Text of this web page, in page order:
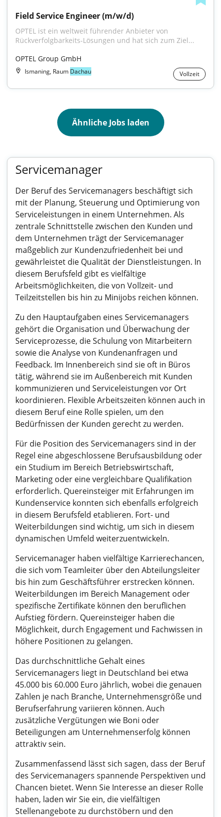
Field Service Engineer (m/w/d)
OPTEL ist ein weltweit führender Anbieter von
Rückverfolgbarkeits-Lösungen und hat sich zum Ziel...
OPTEL Group GmbH
Ismaning, Raum Dachau Vollzeit
Ähnliche Jobs laden
Servicemanager
Der Beruf des Servicemanagers beschäftigt sich
mit der Planung, Steuerung und Optimierung von
Serviceleistungen in einem Unternehmen. Als
zentrale Schnittstelle zwischen den Kunden und
dem Unternehmen trägt der Servicemanager
maßgeblich zur Kundenzufriedenheit bei und
gewährleistet die Qualität der Dienstleistungen. In
diesem Berufsfeld gibt es vielfältige
Arbeitsmöglichkeiten, die von Vollzeit- und
Teilzeitstellen bis hin zu Minijobs reichen können.
Zu den Hauptaufgaben eines Servicemanagers
gehört die Organisation und Überwachung der
Serviceprozesse, die Schulung von Mitarbeitern
sowie die Analyse von Kundenanfragen und
Feedback. Im Innenbereich sind sie oft in Büros
tätig, während sie im Außenbereich mit Kunden
kommunizieren und Serviceleistungen vor Ort
koordinieren. Flexible Arbeitszeiten können auch in
diesem Beruf eine Rolle spielen, um den
Bedürfnissen der Kunden gerecht zu werden.
Für die Position des Servicemanagers sind in der
Regel eine abgeschlossene Berufsausbildung oder
ein Studium im Bereich Betriebswirtschaft,
Marketing oder eine vergleichbare Qualifikation
erforderlich. Quereinsteiger mit Erfahrungen im
Kundenservice konnten sich ebenfalls erfolgreich
in diesem Berufsfeld etablieren. Fort- und
Weiterbildungen sind wichtig, um sich in diesem
dynamischen Umfeld weiterzuentwickeln.
Servicemanager haben vielfältige Karrierechancen,
die sich vom Teamleiter über den Abteilungsleiter
bis hin zum Geschäftsführer erstrecken können.
Weiterbildungen im Bereich Management oder
spezifische Zertifikate können den beruflichen
Aufstieg fördern. Quereinsteiger haben die
Möglichkeit, durch Engagement und Fachwissen in
höhere Positionen zu gelangen.
Das durchschnittliche Gehalt eines
Servicemanagers liegt in Deutschland bei etwa
45.000 bis 60.000 Euro jährlich, wobei die genauen
Zahlen je nach Branche, Unternehmensgröße und
Berufserfahrung variieren können. Auch
zusätzliche Vergütungen wie Boni oder
Beteiligungen am Unternehmenserfolg können
attraktiv sein.
Zusammenfassend lässt sich sagen, dass der Beruf
des Servicemanagers spannende Perspektiven und
Chancen bietet. Wenn Sie Interesse an dieser Rolle
haben, laden wir Sie ein, die vielfältigen
Stellenangebote zu durchstöbern und den